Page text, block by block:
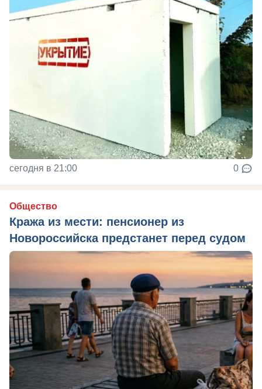
сегодня в 21:00 0
Общество
Кража из мести: пенсионер из
Новороссийска предстанет перед судом